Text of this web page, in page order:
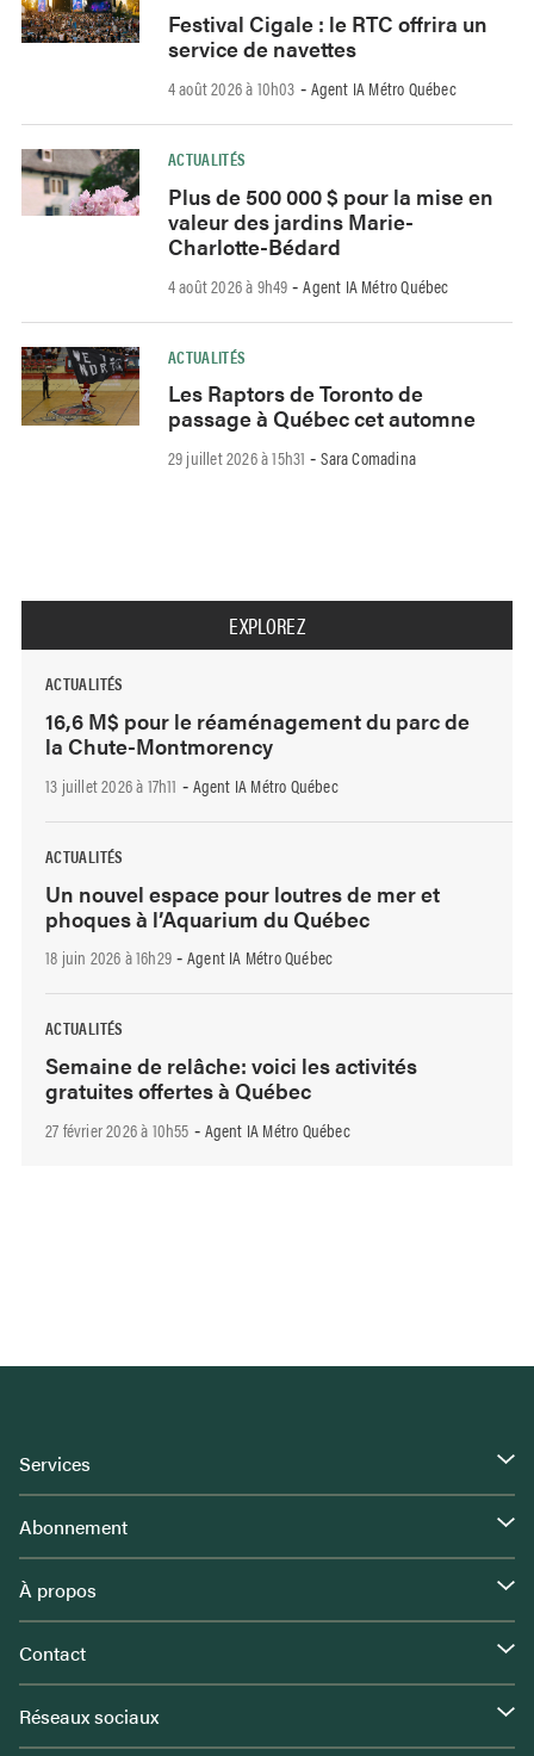
Festival Cigale : le RTC offrira un
service de navettes
4 août 2026 à 10h03 - Agent IA Métro Québec
ACTUALITÉS
Plus de 500 000 $ pour la mise en
valeur des jardins Marie-
Charlotte-Bédard
4 août 2026 à 9h49 -Agent IA Métro Québec
ACTUALITÉS
Les Raptors de Toronto de
passage à Québec cet automne
29 juillet 2026 à 15h31 -Sara Comadina
EXPLOREZ
ACTUALITÉS
16,6 M$ pour le réaménagement du parc de
la Chute-Montmorency
13 juillet 2026 à 17h11 - Agent IA Métro Québec
ACTUALITÉS
Un nouvel espace pour loutres de mer et
phoques à l’Aquarium du Québec
18 juin 2026 à 16h29 - Agent IA Métro Québec
ACTUALITÉS
Semaine de relâche: voici les activités
gratuites offertes à Québec
27 février 2026 à 10h55 - Agent IA Métro Québec
Services
Abonnement
À propos
Contact
Réseaux sociaux